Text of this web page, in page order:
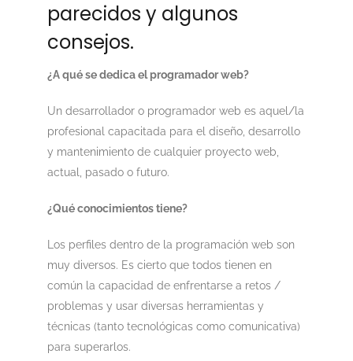
parecidos y algunos
consejos.
¿A qué se dedica el programador web?
Un desarrollador o programador web es aquel/la
profesional capacitada para el diseño, desarrollo
y mantenimiento de cualquier proyecto web,
actual, pasado o futuro.
¿Qué conocimientos tiene?
Los perfiles dentro de la programación web son
muy diversos. Es cierto que todos tienen en
común la capacidad de enfrentarse a retos /
problemas y usar diversas herramientas y
técnicas (tanto tecnológicas como comunicativa)
para superarlos.